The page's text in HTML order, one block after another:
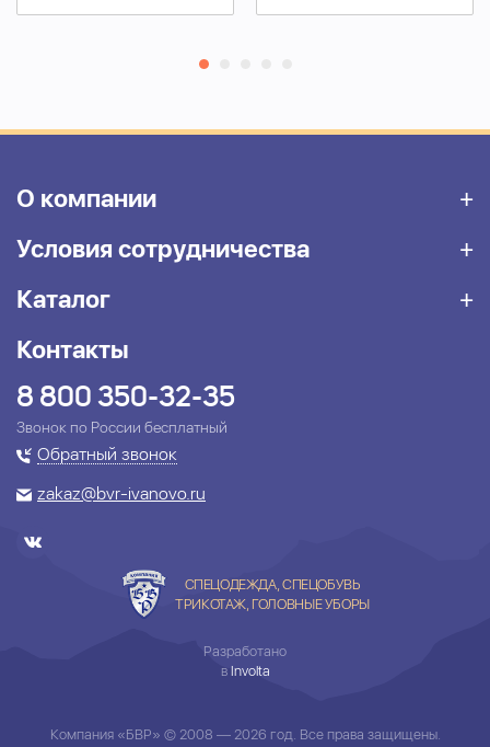
О компании
Условия сотрудничества
Каталог
Контакты
8 800 350-32-35
Звонок по России бесплатный
Обратный звонок
zakaz@bvr-ivanovo.ru
СПЕЦОДЕЖДА, СПЕЦОБУВЬ
ТРИКОТАЖ, ГОЛОВНЫЕ УБОРЫ
Разработано
в Involta
Компания «БВР» © 2008 — 2026 год. Все права защищены.